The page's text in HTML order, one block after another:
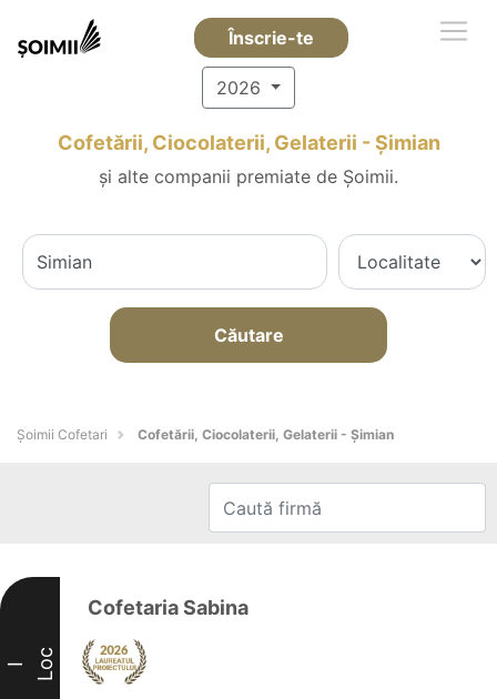
Înscrie-te
2026
Cofetării, Ciocolaterii, Gelaterii - Şimian
și alte companii premiate de Șoimii.
Căutare
Șoimii Cofetari Cofetării, Ciocolaterii, Gelaterii - Şimian
I Loc
Cofetaria Sabina